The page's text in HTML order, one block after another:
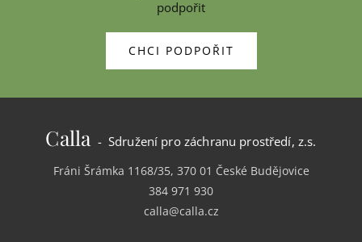
podpořit
CHCI PODPOŘIT
Calla - Sdružení pro záchranu prostředí, z.s.
Fráni Šrámka 1168/35, 370 01 České Budějovice
384 971 930
calla@calla.cz